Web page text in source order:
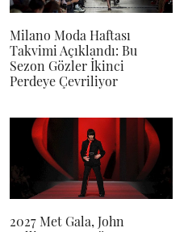
Milano Moda Haftası
Takvimi Açıklandı: Bu
Sezon Gözler İkinci
Perdeye Çevriliyor
2027 Met Gala, John